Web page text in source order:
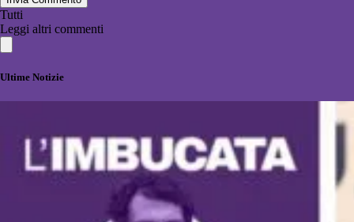
Tutti
Leggi altri commenti
Ultime Notizie